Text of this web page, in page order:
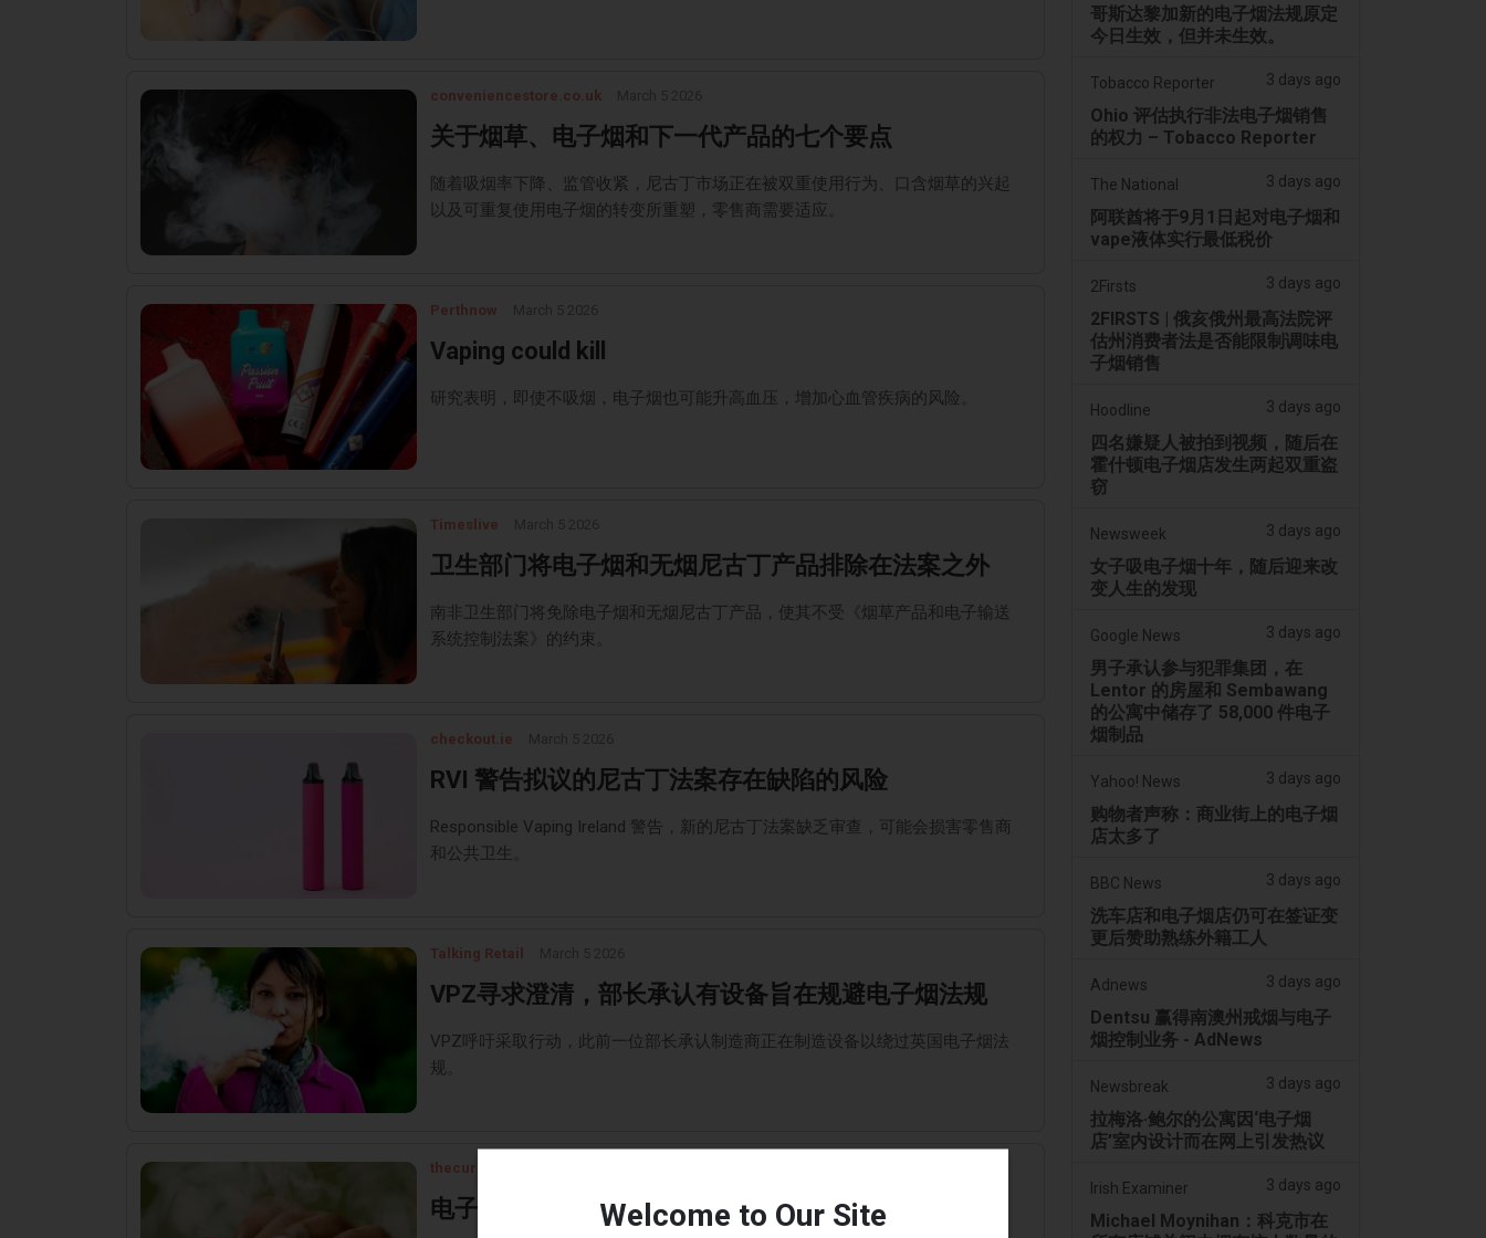
conveniencestore.co.uk
关于烟草、电子烟和下一代产品的七个要点
随着吸烟率下降、监管收紧，尼古丁市场正在被双重使用行为、口含烟草的兴起
以及可重复使用电子烟的转变所重塑，零售商需要适应。
Perthnow
Vaping could kill
研究表明，即使不吸烟，电子烟也可能升高血压，增加心血管疾病的风险。
Timeslive
卫生部门将电子烟和无烟尼古丁产品排除在法案之外
南非卫生部门将免除电子烟和无烟尼古丁产品，使其不受《烟草产品和电子输送
系统控制法案》的约束。
checkout.ie
RVI 警告拟议的尼古丁法案存在缺陷的风险
Responsible Vaping Ireland 警告，新的尼古丁法案缺乏审查，可能会损害零售商
和公共卫生。
Talking Retail
VPZ寻求澄清，部长承认有设备旨在规避电子烟法规
VPZ呼吁采取行动，此前一位部长承认制造商正在制造设备以绕过英国电子烟法
规。
thecurrent.pk
电子烟因中毒风险在参议院受到关注
哥斯达黎加新的电子烟法规原定
今日生效，但并未生效。
Tobacco Reporter 3 days ago
Ohio 评估执行非法电子烟销售
的权力 – Tobacco Reporter
The National 3 days ago
阿联酋将于9月1日起对电子烟和
vape液体实行最低税价
2Firsts 3 days ago
2FIRSTS | 俄亥俄州最高法院评
估州消费者法是否能限制调味电
子烟销售
Hoodline 3 days ago
四名嫌疑人被拍到视频，随后在
霍什顿电子烟店发生两起双重盗
窃
Newsweek 3 days ago
女子吸电子烟十年，随后迎来改
变人生的发现
Google News 3 days ago
男子承认参与犯罪集团，在
Lentor 的房屋和 Sembawang
的公寓中储存了 58,000 件电子
烟制品
Yahoo! News 3 days ago
购物者声称：商业街上的电子烟
店太多了
BBC News 3 days ago
洗车店和电子烟店仍可在签证变
更后赞助熟练外籍工人
Adnews 3 days ago
Dentsu 赢得南澳州戒烟与电子
烟控制业务 - AdNews
Newsbreak 3 days ago
拉梅洛·鲍尔的公寓因‘电子烟
店’室内设计而在网上引发热议
Irish Examiner 3 days ago
Michael Moynihan：科克市在
Welcome to Our Site